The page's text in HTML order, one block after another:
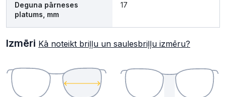
Deguna pārneses
platums, mm
17
Izmēri Kā noteikt briļļu un saulesbriļļu izmēru?